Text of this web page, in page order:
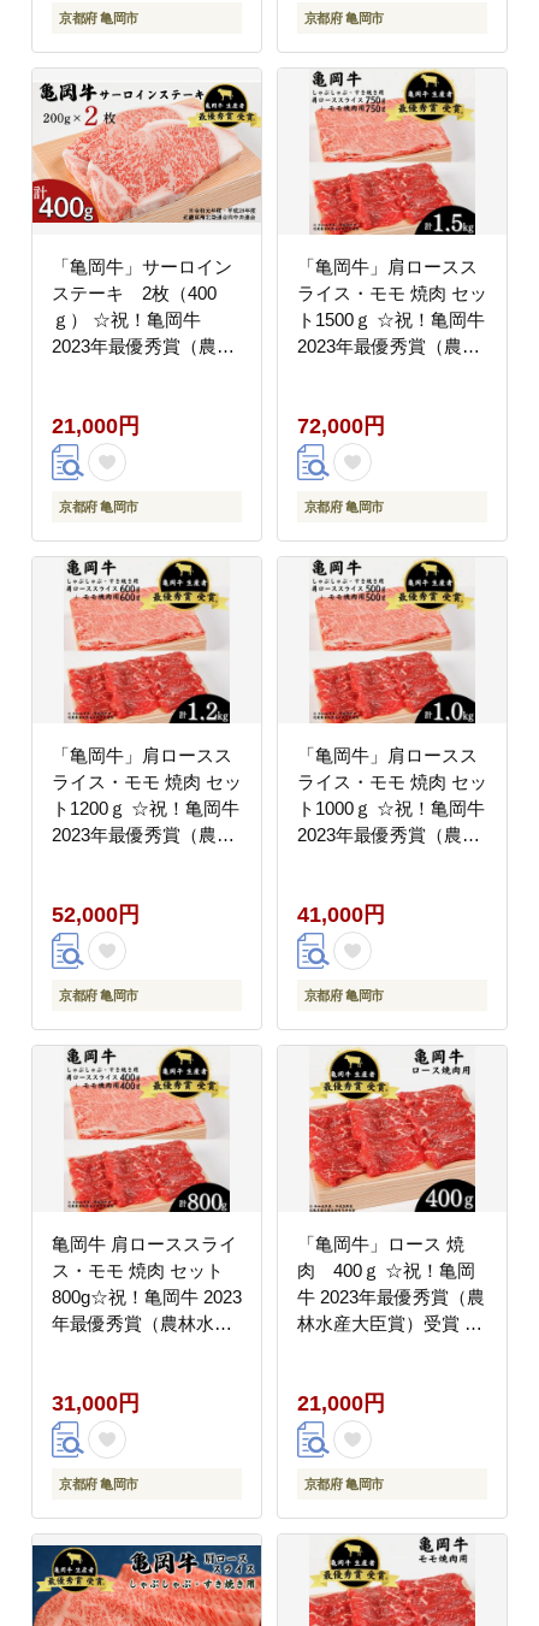
京都府 亀岡市 京都府 亀岡市
「亀岡牛」サーロイン
ステーキ 2枚（400
ｇ） ☆祝！亀岡牛
2023年最優秀賞（農林
ふるさと納税 ステーキ
ふるさと納税牛肉☆※
北海道・沖縄・離島へ
の配送不可
21,000円
京都府 亀岡市
「亀岡牛」肩ロースス
ライス・モモ 焼肉 セッ
ト1500ｇ ☆祝！亀岡牛
2023年最優秀賞（農林
配送不可
72,000円
京都府 亀岡市
「亀岡牛」肩ロースス
ライス・モモ 焼肉 セッ
ト1200ｇ ☆祝！亀岡牛
2023年最優秀賞（農林
配送不可
52,000円
京都府 亀岡市
「亀岡牛」肩ロースス
ライス・モモ 焼肉 セッ
ト1000ｇ ☆祝！亀岡牛
2023年最優秀賞（農林
配送不可
41,000円
京都府 亀岡市
亀岡牛 肩ローススライ
ス・モモ 焼肉 セット
800g☆祝！亀岡牛 2023
年最優秀賞（農林水産
料 しゃぶしゃぶ すき焼
き 焼き肉≫ ※北海道・
沖縄・離島への配送不
可
31,000円
京都府 亀岡市
「亀岡牛」ロース 焼
肉 400ｇ ☆祝！亀岡
牛 2023年最優秀賞（農
林水産大臣賞）受賞 ※
21,000円
京都府 亀岡市